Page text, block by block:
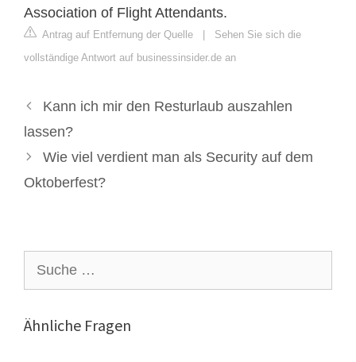
Association of Flight Attendants.
Antrag auf Entfernung der Quelle | Sehen Sie sich die
vollständige Antwort auf businessinsider.de an
Kann ich mir den Resturlaub auszahlen
lassen?
Wie viel verdient man als Security auf dem
Oktoberfest?
nach:
Ähnliche Fragen